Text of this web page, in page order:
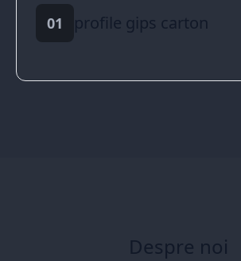
01 profile gips carton
Despre noi